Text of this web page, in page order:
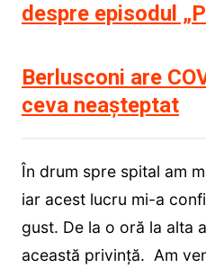
despre episodul
Berlusconi are
ceva neașteptat
În drum spre spital am
iar acest lucru mi-a
gust. De la o oră la alta
această privință. Am